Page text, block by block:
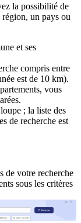
la possibilité de
un pays ou
et ses
compris entre
est de 10 km).
vous
; la liste des
de recherche est
de votre recherche
sous les critères